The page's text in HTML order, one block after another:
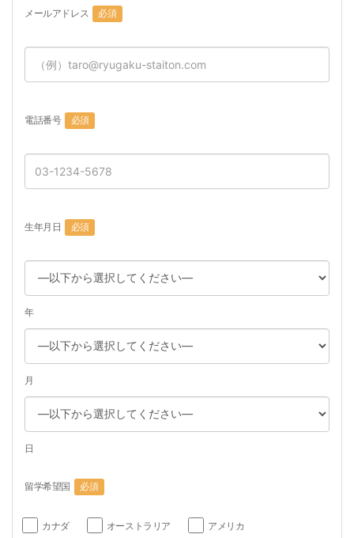
メールアドレス 必須
電話番号 必須
生年月日 必須
年
月
日
留学希望国 必須
カナダ オーストラリア
アメリカ